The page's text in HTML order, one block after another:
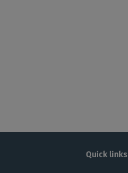
Quick links